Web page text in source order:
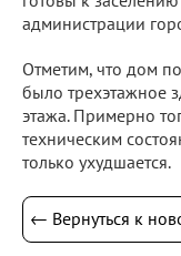
администрации
Отметим, что дом
было трехэтажное
этажа. Примерно
техническим
только ухудшается.
← Вернуться к